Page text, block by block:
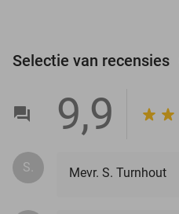
Selectie van recensies
9,9
S. Mevr. S. Turnhout